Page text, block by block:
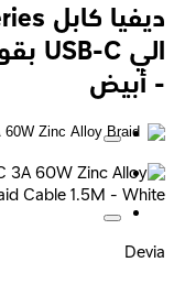
- أبيض
Devia